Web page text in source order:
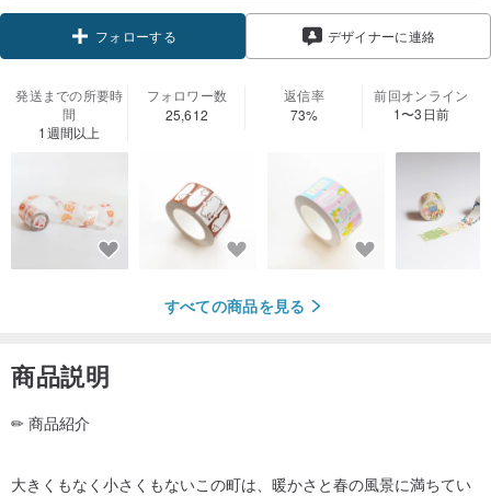
フォローする デザイナーに連絡
発送までの所要時
間
1週間以上
フォロワー数
25,612
返信率
73%
前回オンライン
1〜3日前
すべての商品を見る
商品説明
✏ 商品紹介
大きくもなく小さくもないこの町は、暖かさと春の風景に満ちてい